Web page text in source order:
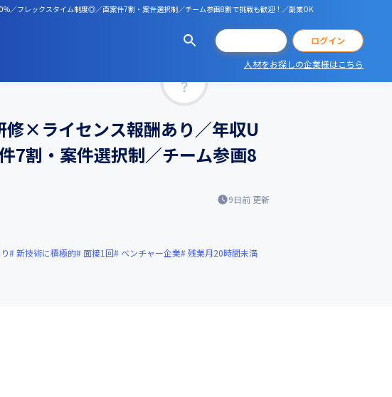
／フレックスタイム制度◎／直案件7割・案件選択制／チーム参画8割で挑戦も歓迎！／副業OK
ログイン
人材をお探しの企業様はこちら
×ライセンス報酬あり／年収U
7割・案件選択制／チーム参画8
9日前 更新
新技術に積極的 面接1回 ベンチャー企業 残業月20時間未満